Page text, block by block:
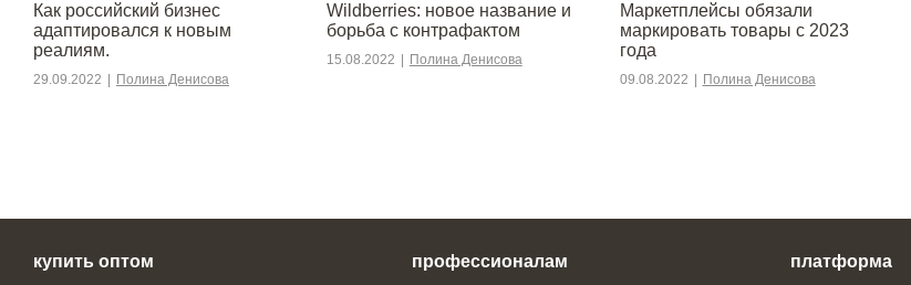
​​Как российский бизнес
адаптировался к новым
реалиям.
29.09.2022 Полина Денисова
Wildberries: новое название и
борьба с контрафактом
15.08.2022 Полина Денисова
Маркетплейсы обязали
маркировать товары с 2023
года
09.08.2022 Полина Денисова
купить оптом профессионалам платформа